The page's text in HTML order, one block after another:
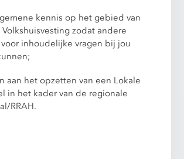
kennis op het gebied van
zodat andere
inhoudelijke vragen bij jou
aan het opzetten van een Lokale
in het kader van de regionale
RRAH.